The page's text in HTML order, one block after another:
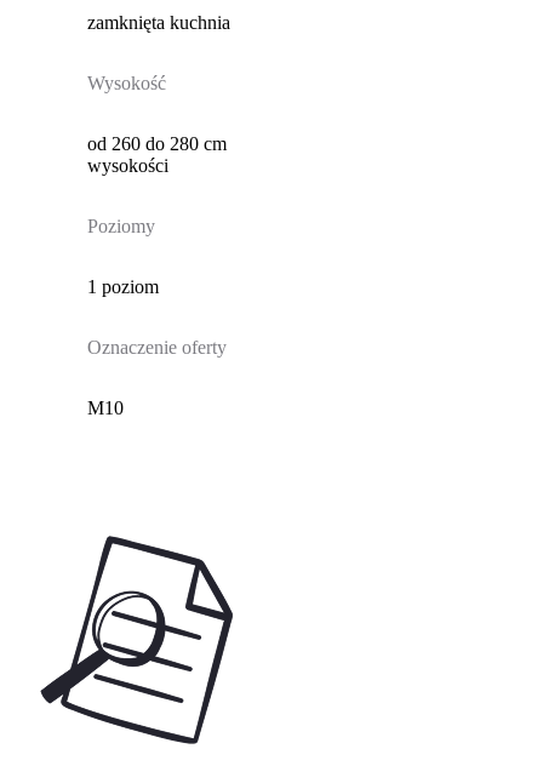
zamknięta kuchnia
Wysokość
od 260 do 280 cm
wysokości
Poziomy
1 poziom
Oznaczenie oferty
M10